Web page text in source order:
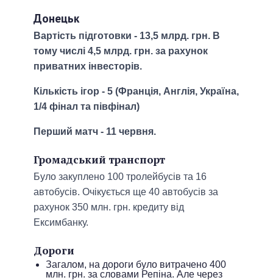
Донецьк
Вартість підготовки - 13,5 млрд. грн. В
тому числі 4,5 млрд. грн. за рахунок
приватних інвесторів.
Кількість ігор - 5 (Франція, Англія, Україна,
1/4 фінал та півфінал)
Перший матч - 11 червня.
Громадський транспорт
Було закуплено 100 тролейбусів та 16
автобусів. Очікується ще 40 автобусів за
рахунок 350 млн. грн. кредиту від
Ексимбанку.
Дороги
Загалом, на дороги було витрачено 400
млн. грн. за словами Репіна. Але через